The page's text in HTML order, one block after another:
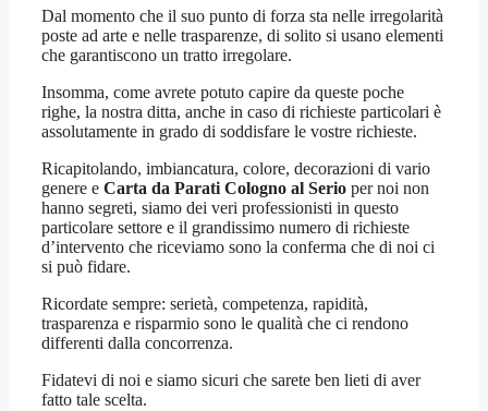
Dal momento che il suo punto di forza sta nelle irregolarità
poste ad arte e nelle trasparenze, di solito si usano elementi
che garantiscono un tratto irregolare.
Insomma, come avrete potuto capire da queste poche
righe, la nostra ditta, anche in caso di richieste particolari è
assolutamente in grado di soddisfare le vostre richieste.
Ricapitolando, imbiancatura, colore, decorazioni di vario
genere e Carta da Parati Cologno al Serio per noi non
hanno segreti, siamo dei veri professionisti in questo
particolare settore e il grandissimo numero di richieste
d’intervento che riceviamo sono la conferma che di noi ci
si può fidare.
Ricordate sempre: serietà, competenza, rapidità,
trasparenza e risparmio sono le qualità che ci rendono
differenti dalla concorrenza.
Fidatevi di noi e siamo sicuri che sarete ben lieti di aver
fatto tale scelta.